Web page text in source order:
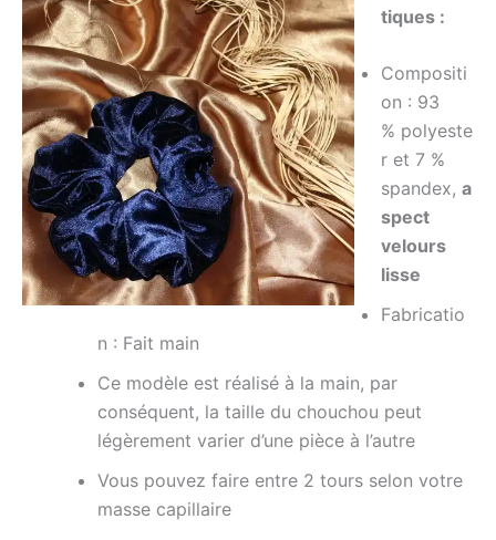
tiques :
Compositi
on : 93
% polyeste
r et 7 %
spandex, a
spect
velours
lisse
Fabricatio
n : Fait main
Ce modèle est réalisé à la main, par
conséquent, la taille du chouchou peut
légèrement varier d’une pièce à l’autre
Vous pouvez faire entre 2 tours selon votre
masse capillaire